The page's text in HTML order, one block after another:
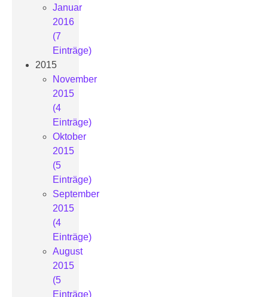
Januar
2016
(7
Einträge)
2015
November
2015
(4
Einträge)
Oktober
2015
(5
Einträge)
September
2015
(4
Einträge)
August
2015
(5
Einträge)